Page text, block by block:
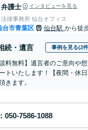
弁護士 インタビューを見る
律事務所 仙台オフィス
台市青葉区 仙台駅 から徒
続・遺言 事例を見る(2
談料無料】遺言者のご意向や
トいたします！【夜間・休
きます。